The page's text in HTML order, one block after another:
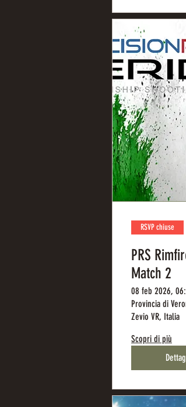
RSVP chiuse
PRS
Match 2
08 feb 2026,
Provincia di
Zevio VR, Italia
Scopri di più